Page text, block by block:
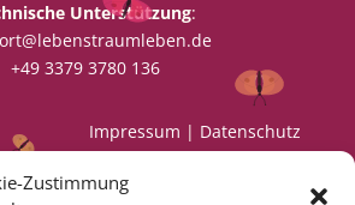
Zustimmung
Unterstützung:
+49 3379 3780 136
Impressum | Datenschutz